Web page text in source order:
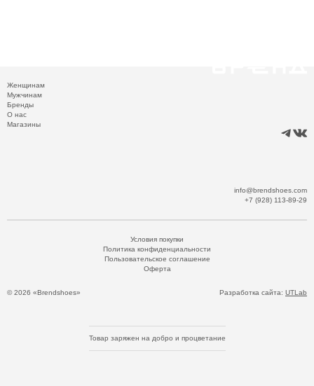
Женщинам
Мужчинам
Бренды
О нас
Магазины
info@brendshoes.com
+7 (928) 113-89-29
© 2026 «Brendshoes»
Условия покупки
Политика конфиденциальности
Пользовательское соглашение
Оферта
Разработка сайта: UTLab
Товар заряжен на добро и процветание